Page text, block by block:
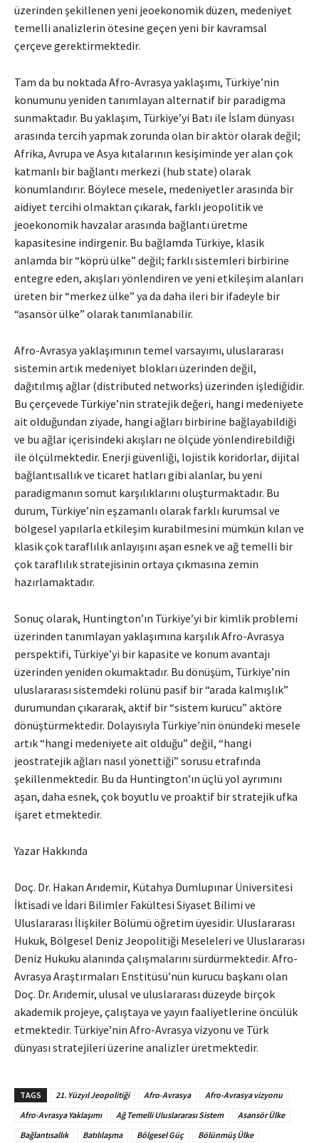
üzerinden şekillenen yeni jeoekonomik düzen, medeniyet
temelli analizlerin ötesine geçen yeni bir kavramsal
çerçeve gerektirmektedir.
Tam da bu noktada Afro-Avrasya yaklaşımı, Türkiye’nin
konumunu yeniden tanımlayan alternatif bir paradigma
sunmaktadır. Bu yaklaşım, Türkiye’yi Batı ile İslam dünyası
arasında tercih yapmak zorunda olan bir aktör olarak değil;
Afrika, Avrupa ve Asya kıtalarının kesişiminde yer alan çok
katmanlı bir bağlantı merkezi (hub state) olarak
konumlandırır. Böylece mesele, medeniyetler arasında bir
aidiyet tercihi olmaktan çıkarak, farklı jeopolitik ve
jeoekonomik havzalar arasında bağlantı üretme
kapasitesine indirgenir. Bu bağlamda Türkiye, klasik
anlamda bir “köprü ülke” değil; farklı sistemleri birbirine
entegre eden, akışları yönlendiren ve yeni etkileşim alanları
üreten bir “merkez ülke” ya da daha ileri bir ifadeyle bir
“asansör ülke” olarak tanımlanabilir.
Afro-Avrasya yaklaşımının temel varsayımı, uluslararası
sistemin artık medeniyet blokları üzerinden değil,
dağıtılmış ağlar (distributed networks) üzerinden işlediğidir.
Bu çerçevede Türkiye’nin stratejik değeri, hangi medeniyete
ait olduğundan ziyade, hangi ağları birbirine bağlayabildiği
ve bu ağlar içerisindeki akışları ne ölçüde yönlendirebildiği
ile ölçülmektedir. Enerji güvenliği, lojistik koridorlar, dijital
bağlantısallık ve ticaret hatları gibi alanlar, bu yeni
paradigmanın somut karşılıklarını oluşturmaktadır. Bu
durum, Türkiye’nin eşzamanlı olarak farklı kurumsal ve
bölgesel yapılarla etkileşim kurabilmesini mümkün kılan ve
klasik çok taraflılık anlayışını aşan esnek ve ağ temelli bir
çok taraflılık stratejisinin ortaya çıkmasına zemin
hazırlamaktadır.
Sonuç olarak, Huntington’ın Türkiye’yi bir kimlik problemi
üzerinden tanımlayan yaklaşımına karşılık Afro-Avrasya
perspektifi, Türkiye’yi bir kapasite ve konum avantajı
üzerinden yeniden okumaktadır. Bu dönüşüm, Türkiye’nin
uluslararası sistemdeki rolünü pasif bir “arada kalmışlık”
durumundan çıkararak, aktif bir “sistem kurucu” aktöre
dönüştürmektedir. Dolayısıyla Türkiye’nin önündeki mesele
artık “hangi medeniyete ait olduğu” değil, “hangi
jeostratejik ağları nasıl yönettiği” sorusu etrafında
şekillenmektedir. Bu da Huntington’ın üçlü yol ayrımını
aşan, daha esnek, çok boyutlu ve proaktif bir stratejik ufka
işaret etmektedir.
Yazar Hakkında
Doç. Dr. Hakan Arıdemir, Kütahya Dumlupınar Üniversitesi
İktisadi ve İdari Bilimler Fakültesi Siyaset Bilimi ve
Uluslararası İlişkiler Bölümü öğretim üyesidir. Uluslararası
Hukuk, Bölgesel Deniz Jeopolitiği Meseleleri ve Uluslararası
Deniz Hukuku alanında çalışmalarını sürdürmektedir. Afro-
Avrasya Araştırmaları Enstitüsü’nün kurucu başkanı olan
Doç. Dr. Arıdemir, ulusal ve uluslararası düzeyde birçok
akademik projeye, çalıştaya ve yayın faaliyetlerine öncülük
etmektedir. Türkiye’nin Afro-Avrasya vizyonu ve Türk
dünyası stratejileri üzerine analizler üretmektedir.
TAGS 21. Yüzyıl Jeopolitiği Afro-Avrasya
Afro-Avrasya vizyonu
Afro-Avrasya Yaklaşımı
Ağ Temelli Uluslararası Sistem
Asansör Ülke
Bağlantısallık
Batılılaşma Bölgesel Güç Bölünmüş Ülke